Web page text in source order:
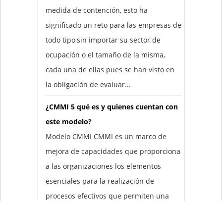
medida de contención, esto ha
significado un reto para las empresas de
todo tipo,sin importar su sector de
ocupación o el tamaño de la misma,
cada una de ellas pues se han visto en
la obligación de evaluar…
¿CMMI 5 qué es y quienes cuentan con
este modelo?
Modelo CMMI CMMI es un marco de
mejora de capacidades que proporciona
a las organizaciones los elementos
esenciales para la realización de
procesos efectivos que permiten una